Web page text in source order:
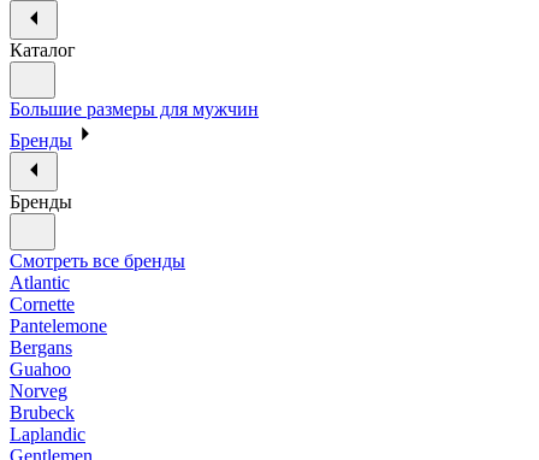
Каталог
Большие размеры для мужчин
Бренды
Бренды
Смотреть все бренды
Atlantic
Cornette
Pantelemone
Bergans
Guahoo
Norveg
Brubeck
Laplandic
Gentlemen